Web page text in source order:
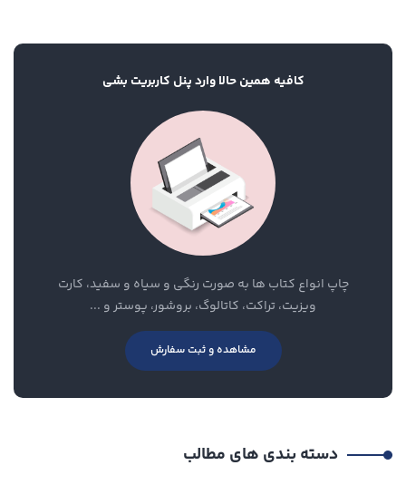
کافیه همین حالا وارد پنل کاربریت بشی
چاپ انواع کتاب ها به صورت رنگی و سیاه و سفید، کارت
ویزیت، تراکت، کاتالوگ، بروشور، پوستر و ...
مشاهده و ثبت سفارش
دسته بندی های مطالب